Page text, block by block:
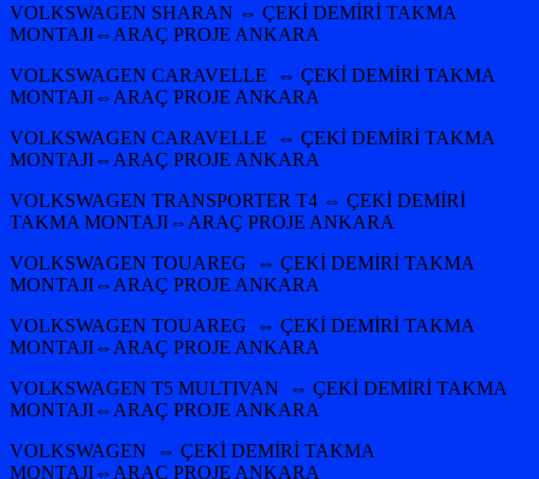
VOLKSWAGEN SHARAN ⇔ ÇEKİ DEMİRİ TAKMA
MONTAJI⇔ARAÇ PROJE ANKARA
VOLKSWAGEN CARAVELLE ⇔ ÇEKİ DEMİRİ TAKMA
MONTAJI⇔ARAÇ PROJE ANKARA
VOLKSWAGEN CARAVELLE ⇔ ÇEKİ DEMİRİ TAKMA
MONTAJI⇔ARAÇ PROJE ANKARA
VOLKSWAGEN TRANSPORTER T4 ⇔ ÇEKİ DEMİRİ
TAKMA MONTAJI⇔ARAÇ PROJE ANKARA
VOLKSWAGEN TOUAREG ⇔ ÇEKİ DEMİRİ TAKMA
MONTAJI⇔ARAÇ PROJE ANKARA
VOLKSWAGEN TOUAREG ⇔ ÇEKİ DEMİRİ TAKMA
MONTAJI⇔ARAÇ PROJE ANKARA
VOLKSWAGEN T5 MULTIVAN ⇔ ÇEKİ DEMİRİ TAKMA
MONTAJI⇔ARAÇ PROJE ANKARA
VOLKSWAGEN ⇔ ÇEKİ DEMİRİ TAKMA
MONTAJI⇔ARAÇ PROJE ANKARA